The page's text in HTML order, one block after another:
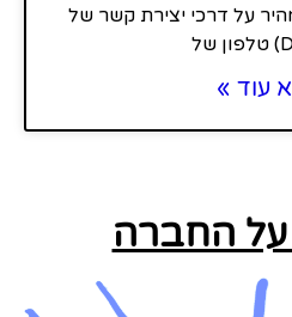
על דרכי יצירת קשר של
עוד »
על החברה